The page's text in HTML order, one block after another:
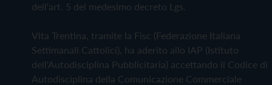
dell'art. 5 del medesimo decreto Lgs.
Vita Trentina, tramite la Fisc (Federazione Italiana
Settimanali Cattolici), ha aderito allo IAP (Istituto
dell'Autodisciplina Pubblicitaria) accettando il Codice di
Autodisciplina della Comunicazione Commerciale